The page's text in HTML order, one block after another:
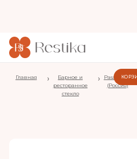
Главная ›
Барное и
ресторанное
стекло
›
Pasabahce
(Россия)